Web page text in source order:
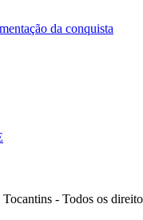
da conquista
- Todos os